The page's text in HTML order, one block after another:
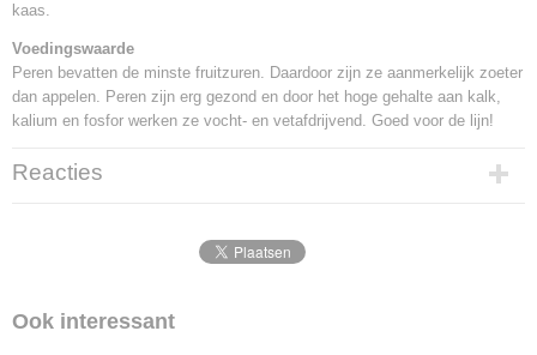
kaas.
Voedingswaarde
Peren bevatten de minste fruitzuren. Daardoor zijn ze aanmerkelijk zoeter
dan appelen. Peren zijn erg gezond en door het hoge gehalte aan kalk,
kalium en fosfor werken ze vocht- en vetafdrijvend. Goed voor de lijn!
Reacties
Ook interessant